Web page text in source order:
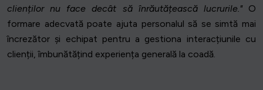
clienților nu face decât să înrăutățească lucrurile."O
formare adecvată poate ajuta personalul să se simtă mai
încrezător și echipat pentru a gestiona interacțiunile cu
clienții, îmbunătățind experiența generală la coadă.